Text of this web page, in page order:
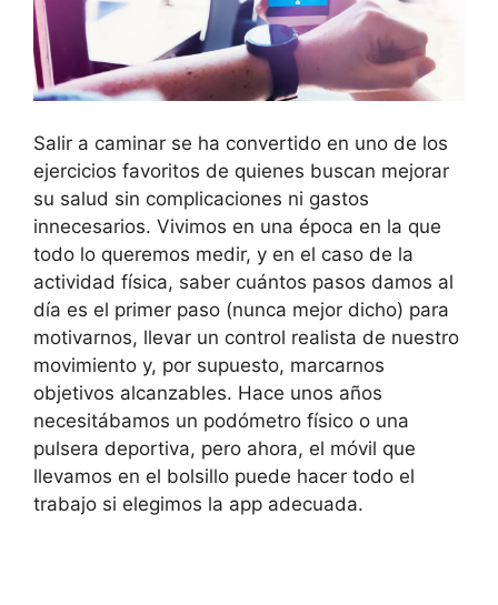
Salir a caminar se ha convertido en uno de los
ejercicios favoritos de quienes buscan mejorar
su salud sin complicaciones ni gastos
innecesarios. Vivimos en una época en la que
todo lo queremos medir, y en el caso de la
actividad física, saber cuántos pasos damos al
día es el primer paso (nunca mejor dicho) para
motivarnos, llevar un control realista de nuestro
movimiento y, por supuesto, marcarnos
objetivos alcanzables. Hace unos años
necesitábamos un podómetro físico o una
pulsera deportiva, pero ahora, el móvil que
llevamos en el bolsillo puede hacer todo el
trabajo si elegimos la app adecuada.